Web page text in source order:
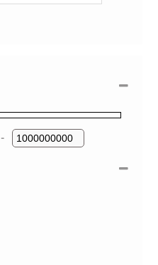
Minimum Price
-
Maximum Price